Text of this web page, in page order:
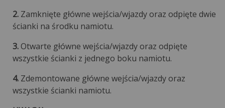
2. Zamknięte główne wejścia/wjazdy oraz odpięte dwie
ścianki na środku namiotu.
3.Otwarte główne wejścia/wjazdy oraz odpięte
wszystkie ścianki z jednego boku namiotu.
4. Zdemontowane główne wejścia/wjazdy oraz
wszystkie ścianki namiotu.